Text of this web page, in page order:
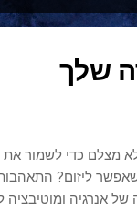
שלך
מצלם כדי לשמור
שאפשר ליזום?
של אנרגיה